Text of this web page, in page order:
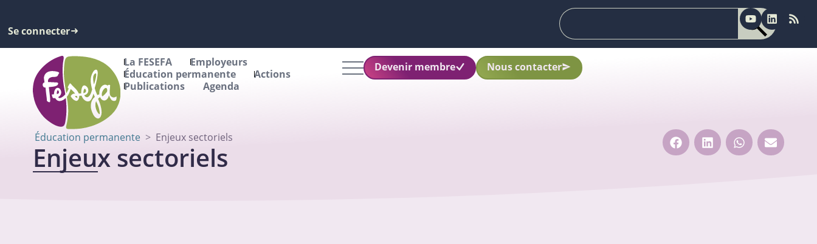
Se connecter
La FESEFA
Employeurs
Éducation permanente
Actions
Publications
Agenda
Devenir membre Nous contacter
Éducation permanente > Enjeux sectoriels
Enjeux sectoriels